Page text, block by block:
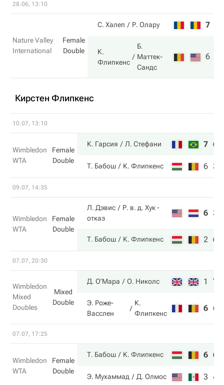
28.06, 13:10
Nature Valley
International
Female
Double
С. Халеп Р. Олару 7
К.
Флипкенс
Б.
Маттек-
Сандс
6
Кирстен Флипкенс
10.07, 13:10
Wimbledon
WTA
Female
Double
К. Гарсия Л. Стефани 7 6
Т. Бабош К. Флипкенс 6 3
09.07, 14:35
Wimbledon
WTA
Female
Double
Л. Дэвис Р. в. д. Хук-
отказ
6 3
Т. Бабош К. Флипкенс 2 6
07.07, 20:30
Wimbledon
Mixed
Doubles
Mixed
Double
Д. О'Мара О. Николс 1 7
Э. Роже-
Васслен
К.
Флипкенс
6 6
07.07, 17:25
Wimbledon
WTA
Female
Double
Т. Бабош К. Флипкенс 6 6
Э. Мухаммад Д. Олмос 3 4